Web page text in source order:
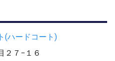
す！
数で実施しています。
がある場合はエントリーはお
ブルなどの止むを得ない場
(ハードコート)
２７−１６